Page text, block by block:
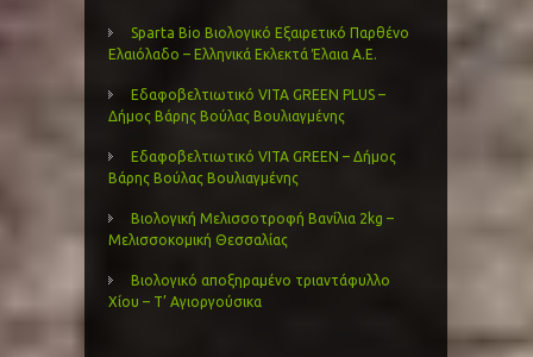
Sparta Bio Βιολογικό Εξαιρετικό Παρθένο
Ελαιόλαδο – Ελληνικά Εκλεκτά Έλαια Α.Ε.
Εδαφοβελτιωτικό VITA GREEN PLUS –
Δήμος Βάρης Βούλας Βουλιαγμένης
Εδαφοβελτιωτικό VITA GREEN – Δήμος
Βάρης Βούλας Βουλιαγμένης
Βιολογική Μελισσοτροφή Βανίλια 2kg –
Μελισσοκομική Θεσσαλίας
Βιολογικό αποξηραμένο τριαντάφυλλο
Χίου – Τ’ Αγιοργούσικα